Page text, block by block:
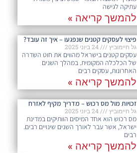
עתיקה לגישה
להמשך קריאה »
פיצוי לעסקים קטנים שנפגעו – איך זה עובד?
גל חיימוביץ 24 ביוני 2025
עסקים קטנים בישראל מהווים את חוט השדרה
של הכלכלה המקומית. במהלך השנים
האחרונות, עסקים רבים
להמשך קריאה »
זכויות מול מס רכוש – מדריך מקיף לאזרח
גל חיימוביץ 24 ביוני 2025
מס רכוש הוא אחד המיסים הוותיקים במדינת
ישראל, אשר עבר לאורך השנים שינויים רבים.
רבים
להמשך קריאה »